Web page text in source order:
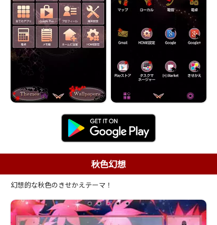
秋色幻想
幻想的な秋色のきせかえテーマ！